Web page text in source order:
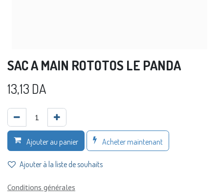
SAC A MAIN ROTOTOS LE PANDA
13,13 DA
Ajouter au panier Acheter maintenant
Ajouter à la liste de souhaits
Conditions générales